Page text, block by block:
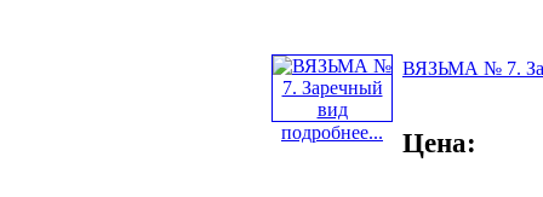
подробнее...
ВЯЗЬМА № 7.
Цена: